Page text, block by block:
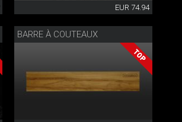
EUR 74.94
BARRE À COUTEAUX